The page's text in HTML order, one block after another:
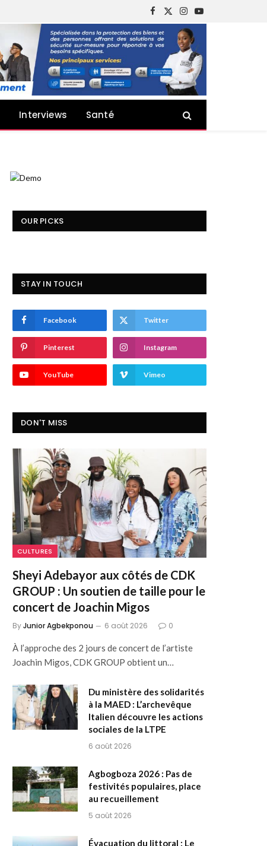
Facebook
X
(Twitter)
Instagram
YouTube
Interviews Santé
OUR PICKS
STAY IN TOUCH
Facebook Twitter
Pinterest Instagram
YouTube Vimeo
DON'T MISS
CULTURES
Sheyi Adebayor aux côtés de CDK
GROUP : Un soutien de taille pour le
concert de Joachin Migos
ByJunior Agbekponou 6 août 2026 0
À l’approche des 2 jours de concert de l’artiste
Joachin Migos, CDK GROUP obtient un…
Du ministère des solidarités
à la MAED : L’archevêque
Italien découvre les actions
sociales de la LTPE
6 août 2026
Agbogboza 2026 : Pas de
festivités populaires, place
au recueillement
5 août 2026
Évacuation du littoral : Le